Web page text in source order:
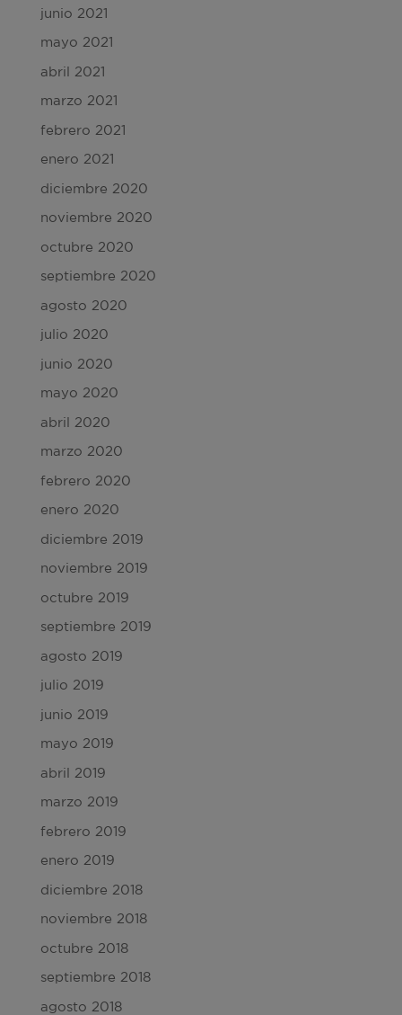
junio 2021
mayo 2021
abril 2021
marzo 2021
febrero 2021
enero 2021
diciembre 2020
noviembre 2020
octubre 2020
septiembre 2020
agosto 2020
julio 2020
junio 2020
mayo 2020
abril 2020
marzo 2020
febrero 2020
enero 2020
diciembre 2019
noviembre 2019
octubre 2019
septiembre 2019
agosto 2019
julio 2019
junio 2019
mayo 2019
abril 2019
marzo 2019
febrero 2019
enero 2019
diciembre 2018
noviembre 2018
octubre 2018
septiembre 2018
agosto 2018